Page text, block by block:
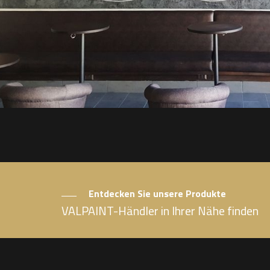
Entdecken Sie unsere Produkte
VALPAINT-Händler in Ihrer Nähe finden